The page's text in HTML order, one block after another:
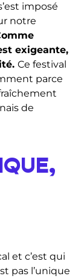
imposé
notre
exigeante,
Ce festival
parce
de
et c’est qui
pas l’unique